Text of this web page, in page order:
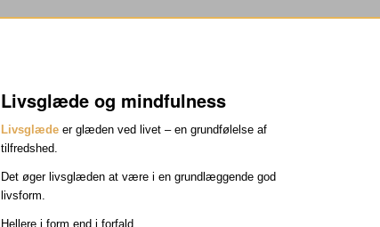
Livsglæde og mindfulness
Livsglædeer glæden ved livet – en grundfølelse af
tilfredshed.
Det øger livsglæden at være i en grundlæggende god
livsform.
Hellere i form end i forfald …